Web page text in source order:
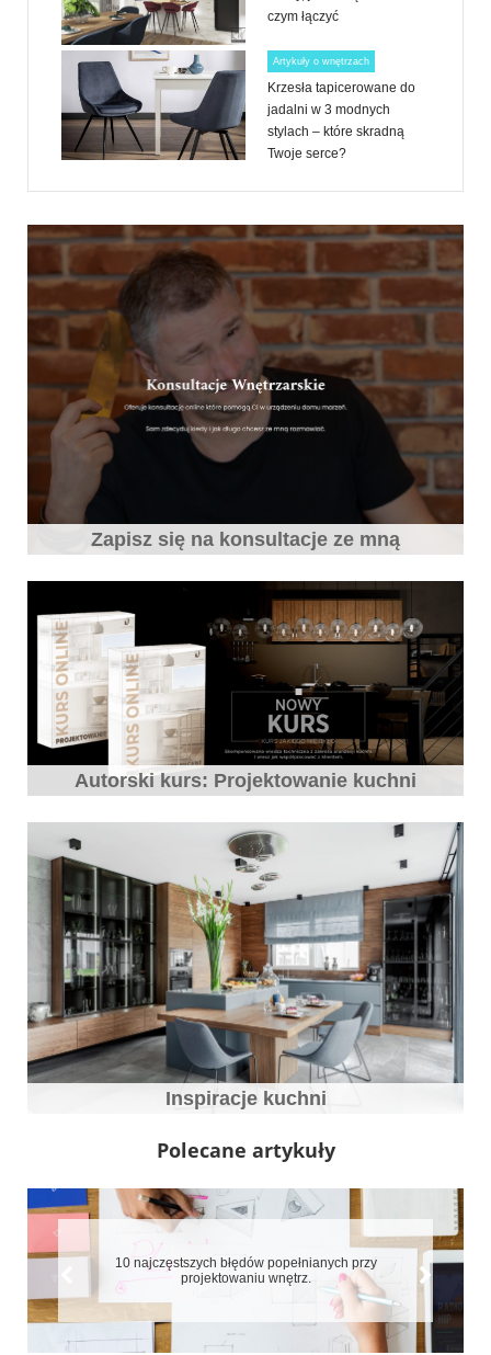
czym łączyć
Artykuły o wnętrzach
Krzesła tapicerowane do
jadalni w 3 modnych
stylach – które skradną
Twoje serce?
Zapisz się na konsultacje ze mną
Autorski kurs: Projektowanie kuchni
Inspiracje kuchni
Polecane artykuły
7 błędów które zepsują aranżację małych mieszkań